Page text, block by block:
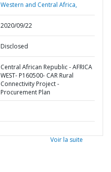
Western and Central Africa,
2020/09/22
Disclosed
Central African Republic - AFRICA
WEST- P160500- CAR Rural
Connectivity Project -
Procurement Plan
Voir la suite